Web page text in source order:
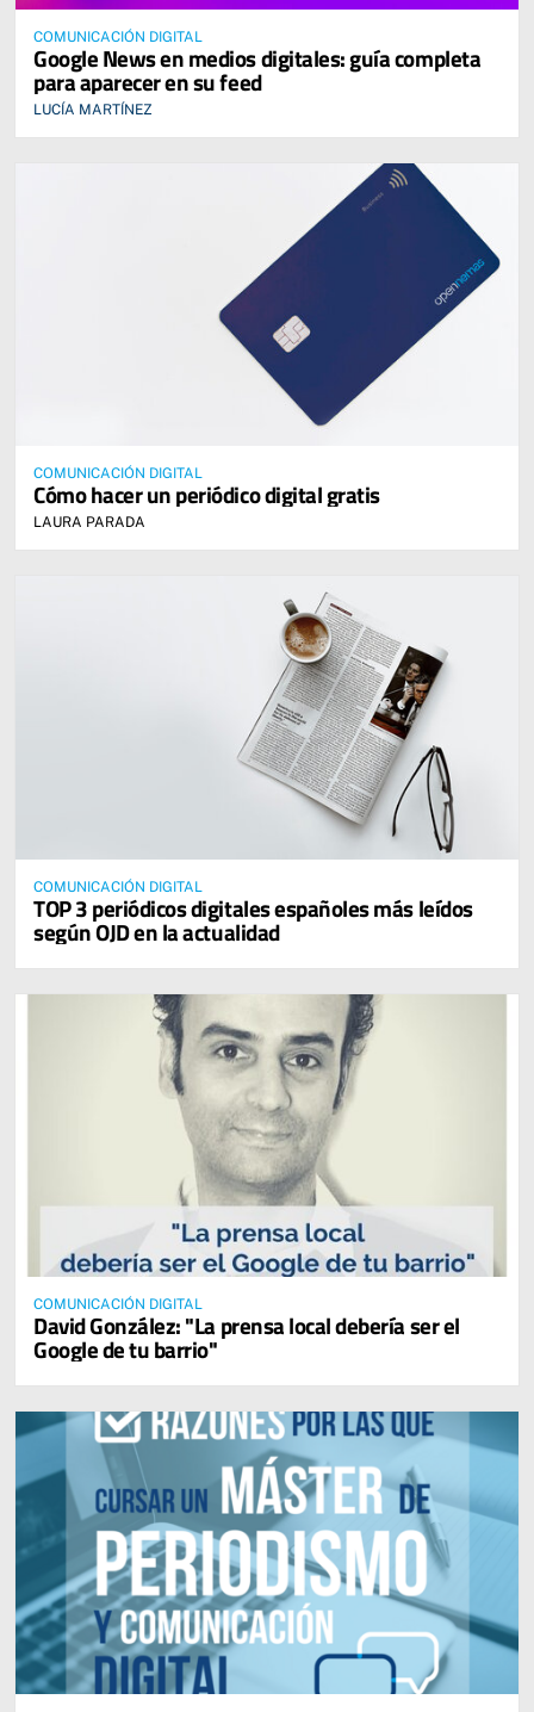
COMUNICACIÓN DIGITAL
Google News en medios digitales: guía completa
para aparecer en su feed
LUCÍA MARTÍNEZ
COMUNICACIÓN DIGITAL
Cómo hacer un periódico digital gratis
LAURA PARADA
COMUNICACIÓN DIGITAL
TOP 3 periódicos digitales españoles más leídos
según OJD en la actualidad
COMUNICACIÓN DIGITAL
David González: "La prensa local debería ser el
Google de tu barrio"